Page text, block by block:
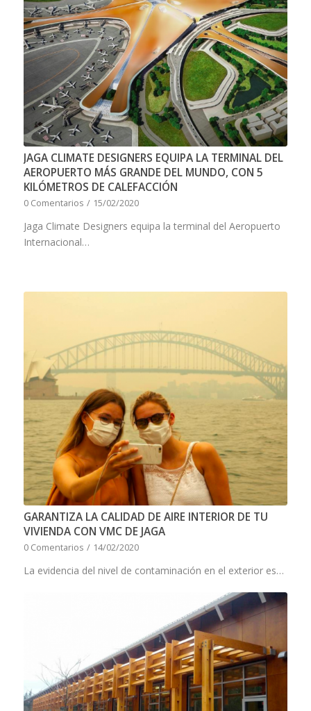
JAGA CLIMATE DESIGNERS EQUIPA LA TERMINAL DEL
AEROPUERTO MÁS GRANDE DEL MUNDO, CON 5
KILÓMETROS DE CALEFACCIÓN
0 Comentarios / 15/02/2020
Jaga Climate Designers equipa la terminal del Aeropuerto
Internacional…
GARANTIZA LA CALIDAD DE AIRE INTERIOR DE TU
VIVIENDA CON VMC DE JAGA
0 Comentarios / 14/02/2020
La evidencia del nivel de contaminación en el exterior es…